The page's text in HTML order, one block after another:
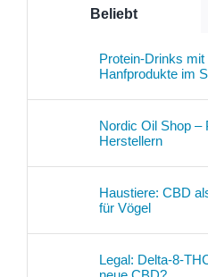
Beliebt
Protein-Drinks
Hanfprodukte im
Nordic Oil Shop –
Herstellern
Haustiere: CBD
für Vögel
Legal: Delta-8-